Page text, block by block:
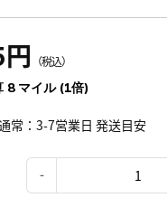
（税込）
8 マイル (1倍)
常：3-7営業日 発送目安